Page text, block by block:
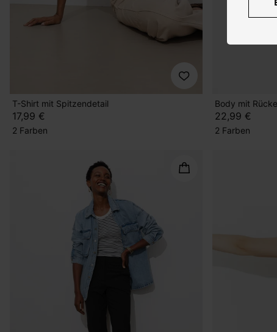
T-Shirt mit Spitzendetail
17,99 €
2 Farben
Body mit
22,99 €
2 Farben